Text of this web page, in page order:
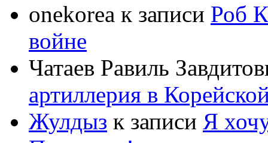
onekorea к записи Роб
войне
Чатаев Равиль
артиллерия в
Жулдыз к записи Я